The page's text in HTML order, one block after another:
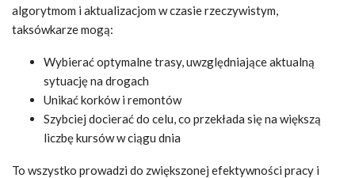
algorytmom i aktualizacjom w czasie rzeczywistym,
taksówkarze mogą:
Wybierać optymalne trasy, uwzględniające aktualną
sytuację na drogach
Unikać korków i remontów
Szybciej docierać do celu, co przekłada się na większą
liczbę kursów w ciągu dnia
To wszystko prowadzi do zwiększonej efektywności pracy i